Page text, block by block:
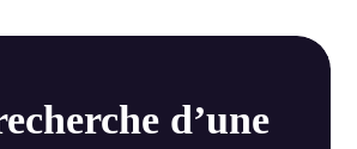
d’une